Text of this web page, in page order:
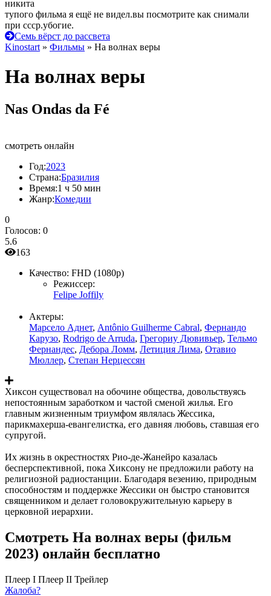
никита
тупого фильма я ещё не видел.вы посмотрите как снимали
при ссср.убогие.
Семь вёрст до рассвета
Kinostart » Фильмы » На волнах веры
На волнах веры
Nas Ondas da Fé
смотреть онлайн
Год:2023
Страна:Бразилия
Время:1 ч 50 мин
Жанр:Комедии
0
Голосов: 0
5.6
163
Качество: FHD (1080p)
Режиссер:
Felipe Joffily
Актеры:
Марсело Аднет, Antônio Guilherme Cabral, Фернандо
Карузо, Rodrigo de Arruda, Грегориу Дювивьер, Тельмо
Фернандес, Дебора Ломм, Летиция Лима, Отавио
Мюллер, Степан Нерцессян
Хиксон существовал на обочине общества, довольствуясь
непостоянным заработком и частой сменой жилья. Его
главным жизненным триумфом являлась Жессика,
парикмахерша-евангелистка, его давняя любовь, ставшая его
супругой.
Их жизнь в окрестностях Рио-де-Жанейро казалась
бесперспективной, пока Хиксону не предложили работу на
религиозной радиостанции. Благодаря везению, природным
способностям и поддержке Жессики он быстро становится
священником и делает головокружительную карьеру в
церковной иерархии.
Смотреть На волнах веры (фильм
2023) онлайн бесплатно
Плеер I Плеер II Трейлер
Жалоба?